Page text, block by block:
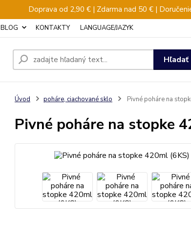
Doprava od 2,90 € | Zdarma nad 50 € |
BLOG KONTAKTY LANGUAGE/JAZYK
Hľadať
Úvod poháre, ciachované sklo Pivné poháre na
Pivné poháre na stopke